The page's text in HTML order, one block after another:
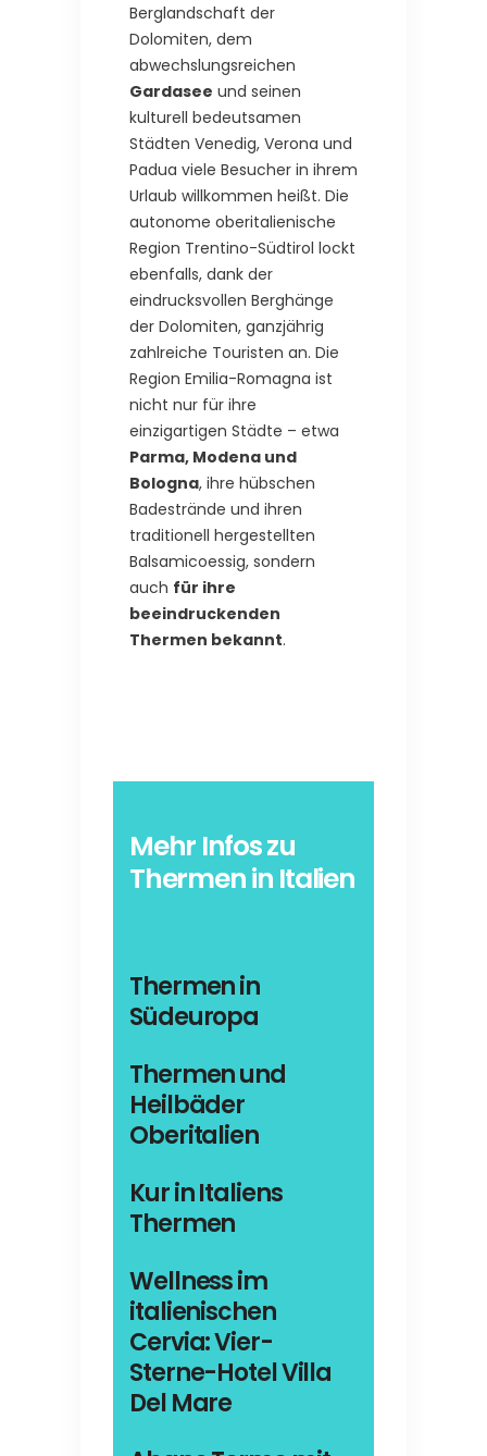
Berglandschaft der
Dolomiten, dem
abwechslungsreichen
Gardasee und seinen
kulturell bedeutsamen
Städten Venedig, Verona und
Padua viele Besucher in ihrem
Urlaub willkommen heißt. Die
autonome oberitalienische
Region Trentino-Südtirol lockt
ebenfalls, dank der
eindrucksvollen Berghänge
der Dolomiten, ganzjährig
zahlreiche Touristen an. Die
Region Emilia-Romagna ist
nicht nur für ihre
einzigartigen Städte – etwa
Parma, Modena und
Bologna, ihre hübschen
Badestrände und ihren
traditionell hergestellten
Balsamicoessig, sondern
auch für ihre
beeindruckenden
Thermen bekannt.
Mehr Infos zu
Thermen in Italien
Thermen in
Südeuropa
Thermen und
Heilbäder
Oberitalien
Kur in Italiens
Thermen
Wellness im
italienischen
Cervia: Vier-
Sterne-Hotel Villa
Del Mare